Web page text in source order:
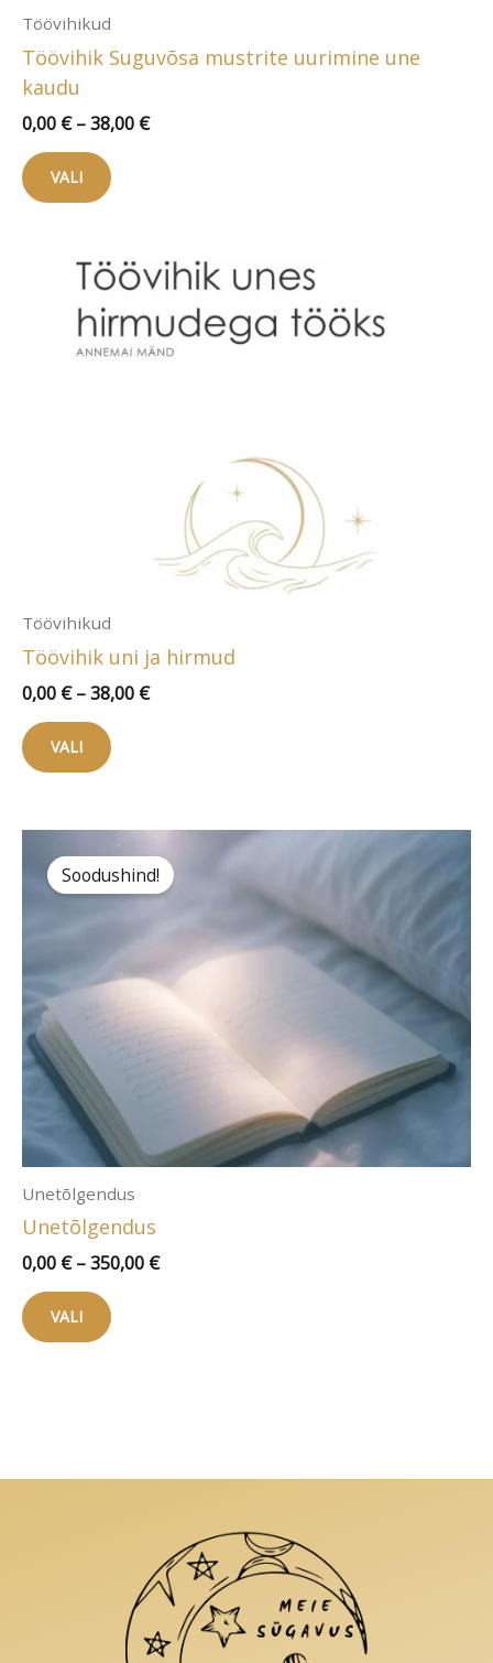
Töövihikud
Töövihik Suguvõsa mustrite uurimine une
kaudu
0,00 € –38,00 €Hinnavahemik:
VALI
tootel
varianti.
saab
teha
Töövihikud
Töövihik uni ja hirmud
0,00 € –38,00 €Hinnavahemik:
VALI
tootel
Valikuid
saab
tootelehel.
Soodushind!
Unetõlgendus
Unetõlgendus
0,00 € –350,00 €Hinnavahemik:
VALI
tootel
saab
tootelehel.